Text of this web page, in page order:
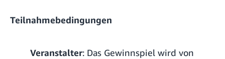
Teilnahmebedingungen
Veranstalter: Das Gewinnspiel wird von